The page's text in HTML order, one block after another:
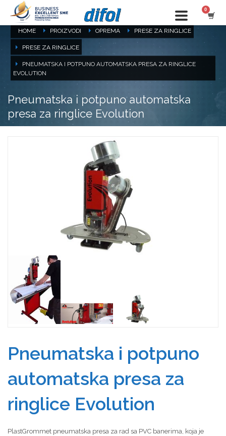
HOME PROIZVODI OPREMA PRESE ZA RINGLICE
PRESE ZA RINGLICE
PNEUMATSKA I POTPUNO AUTOMATSKA PRESA ZA RINGLICE
EVOLUTION
Pneumatska i potpuno automatska
presa za ringlice Evolution
Pneumatska i potpuno
automatska presa za
ringlice Evolution
PlastGrommet pneumatska presa za rad sa PVC banerima, koja je